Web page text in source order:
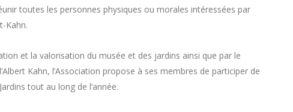
toutes les personnes physiques ou morales intéressées par
Kahn.
et la valorisation du musée et des jardins ainsi que par le
Kahn, l’Association propose à ses membres de participer de
tout au long de l’année.